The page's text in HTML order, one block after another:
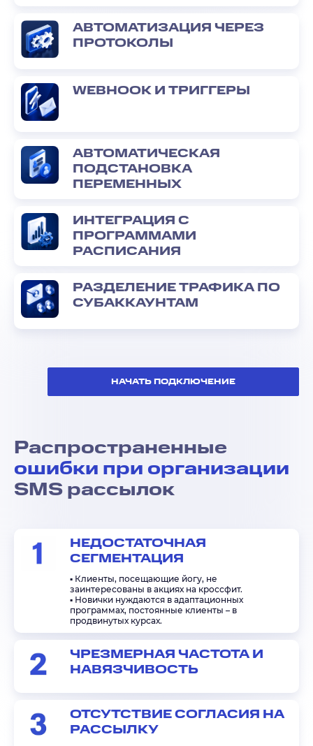
АВТОМАТИЗАЦИЯ ЧЕРЕЗ
ПРОТОКОЛЫ
WEBHOOK И ТРИГГЕРЫ
АВТОМАТИЧЕСКАЯ
ПОДСТАНОВКА
ПЕРЕМЕННЫХ
ИНТЕГРАЦИЯ С
ПРОГРАММАМИ
РАСПИСАНИЯ
РАЗДЕЛЕНИЕ ТРАФИКА ПО
СУБАККАУНТАМ
НАЧАТЬ ПОДКЛЮЧЕНИЕ
Распространенные
ошибки при организации
SMS рассылок
НЕДОСТАТОЧНАЯ
СЕГМЕНТАЦИЯ
▪️ Клиенты, посещающие йогу, не
заинтересованы в акциях на кроссфит.
▪️ Новички нуждаются в адаптационных
программах, постоянные клиенты – в
продвинутых курсах.
ЧРЕЗМЕРНАЯ ЧАСТОТА И
НАВЯЗЧИВОСТЬ
ОТСУТСТВИЕ СОГЛАСИЯ НА
РАССЫЛКУ